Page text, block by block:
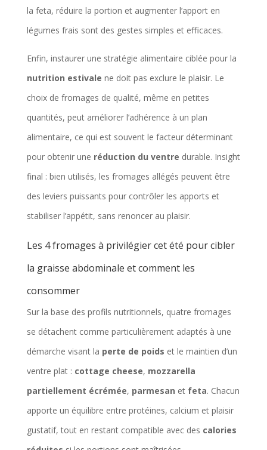
la feta, réduire la portion et augmenter l’apport en
légumes frais sont des gestes simples et efficaces.
Enfin, instaurer une stratégie alimentaire ciblée pour la
nutrition estivale ne doit pas exclure le plaisir. Le
choix de fromages de qualité, même en petites
quantités, peut améliorer l’adhérence à un plan
alimentaire, ce qui est souvent le facteur déterminant
pour obtenir une réduction du ventre durable. Insight
final : bien utilisés, les fromages allégés peuvent être
des leviers puissants pour contrôler les apports et
stabiliser l’appétit, sans renoncer au plaisir.
Les 4 fromages à privilégier cet été pour cibler
la graisse abdominale et comment les
consommer
Sur la base des profils nutritionnels, quatre fromages
se détachent comme particulièrement adaptés à une
démarche visant la perte de poids et le maintien d’un
ventre plat : cottage cheese, mozzarella
partiellement écrémée, parmesan et feta. Chacun
apporte un équilibre entre protéines, calcium et plaisir
gustatif, tout en restant compatible avec des calories